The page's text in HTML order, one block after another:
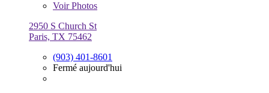
VoirPhotos
2950 S Church St
Paris, TX 75462
(903) 401-8601
Fermé aujourd'hui